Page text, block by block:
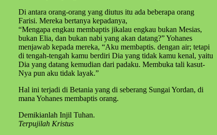
Di antara orang-orang yang diutus itu ada beberapa orang
Farisi. Mereka bertanya kepadanya,
“Mengapa engkau membaptis jikalau engkau bukan Mesias,
bukan Elia, dan bukan nabi yang akan datang?” Yohanes
menjawab kepada mereka, “Aku membaptis. dengan air; tetapi
di tengah-tengah kamu berdiri Dia yang tidak kamu kenal, yaitu
Dia yang datang kemudian dari padaku. Membuka tali kasut-
Nya pun aku tidak layak.”
Hal ini terjadi di Betania yang di seberang Sungai Yordan, di
mana Yohanes membaptis orang.
Demikianlah Injil Tuhan.
Terpujilah Kristus